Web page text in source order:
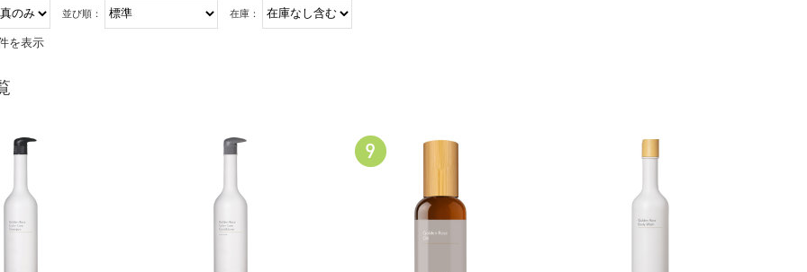
ディウォッシュ
ッサージオイル
ブラシ
ハンドソープ
バンブー（BB）
ゴールデンローズ（GR） アイス クーリング（ICE）
並び順： 在庫：
を表示